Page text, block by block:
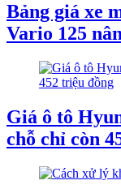
Bảng giá xe
Vario 125
Giá ô tô
chỗ chỉ còn